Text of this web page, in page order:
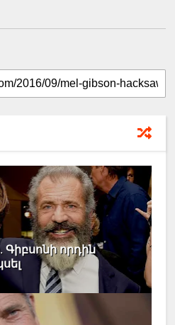
Գիբսոնի որդին